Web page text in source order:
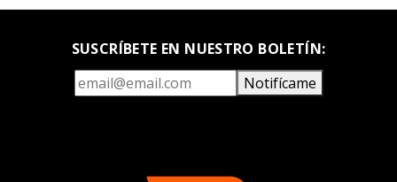
SUSCRÍBETE EN NUESTRO BOLETÍN:
Notifícame